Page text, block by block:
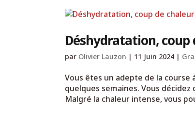
Déshydratation,
par Olivier Lauzon | 11 Juin 2024 |
Vous êtes un adepte de la course
quelques semaines. Vous
Malgré la chaleur intense, vous